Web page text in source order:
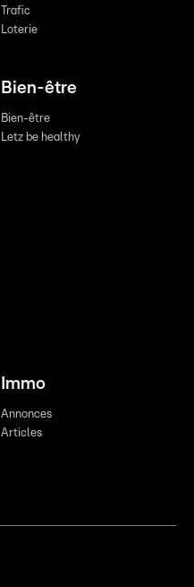
Trafic
Loterie
Bien-être
Bien-être
Letz be healthy
Immo
Annonces
Articles